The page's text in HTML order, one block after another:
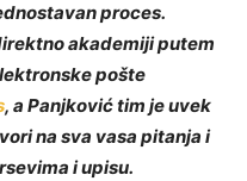
proces.
akademiji putem
pošte
, a Panjković tim je uvek
na sva vasa pitanja i
i upisu.